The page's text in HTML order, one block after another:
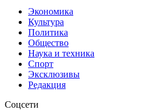
Экономика
Культура
Политика
Общество
Наука и техника
Спорт
Эксклюзивы
Редакция
Соцсети